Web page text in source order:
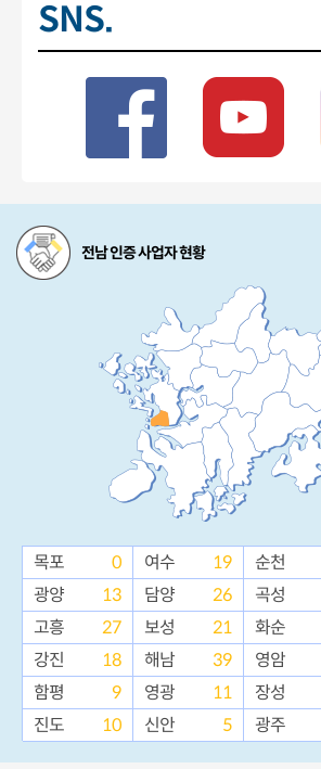
SNS.
전남 인증 사업자 현황
목포 0 여수 19 순천
광양
13 담양 26 곡성
고흥
27 보성 21 화순
강진
18 해남 39 영암
함평
9 영광 11 장성
진도
10 신안 5 광주